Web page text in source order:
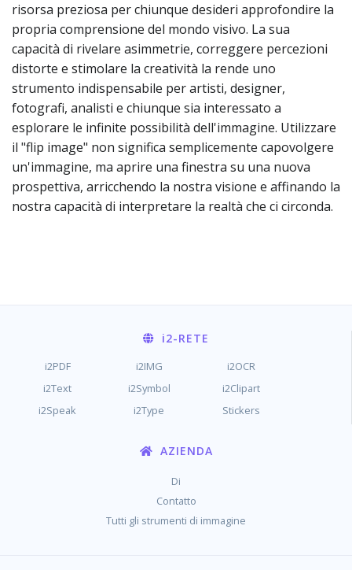
risorsa preziosa per chiunque desideri approfondire la
propria comprensione del mondo visivo. La sua
capacità di rivelare asimmetrie, correggere percezioni
distorte e stimolare la creatività la rende uno
strumento indispensabile per artisti, designer,
fotografi, analisti e chiunque sia interessato a
esplorare le infinite possibilità dell'immagine. Utilizzare
il "flip image" non significa semplicemente capovolgere
un'immagine, ma aprire una finestra su una nuova
prospettiva, arricchendo la nostra visione e affinando la
nostra capacità di interpretare la realtà che ci circonda.
i2-RETE
i2PDF i2IMG
i2OCR
i2Text
i2Symbol
i2Clipart
i2Speak
i2Type Stickers
AZIENDA
Di
Contatto
Tutti gli strumenti di immagine